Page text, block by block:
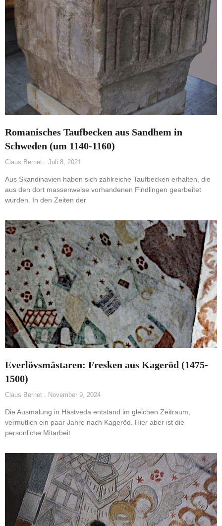
Romanisches Taufbecken aus Sandhem in
Schweden (um 1140-1160)
Claus Bernet Juli 8, 2021
Aus Skandinavien haben sich zahlreiche Taufbecken erhalten, die
aus den dort massenweise vorhandenen Findlingen gearbeitet
wurden. In den Zeiten der
Everlövsmästaren: Fresken aus Kageröd (1475-
1500)
Claus Bernet November 9, 2024
Die Ausmalung in Hästveda entstand im gleichen Zeitraum,
vermutlich ein paar Jahre nach Kageröd. Hier aber ist die
persönliche Mitarbeit